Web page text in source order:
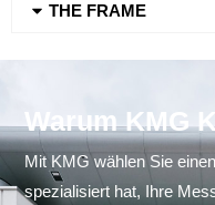
THE FRAME
Warum KMG
Mit KMG wählen Sie
spezialisiert hat, Ihre